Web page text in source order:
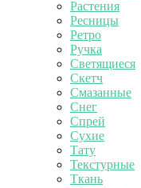
Растения
Ресницы
Ретро
Ручка
Светящиеся
Скетч
Смазанные
Снег
Спрей
Сухие
Тату
Текстурные
Ткань